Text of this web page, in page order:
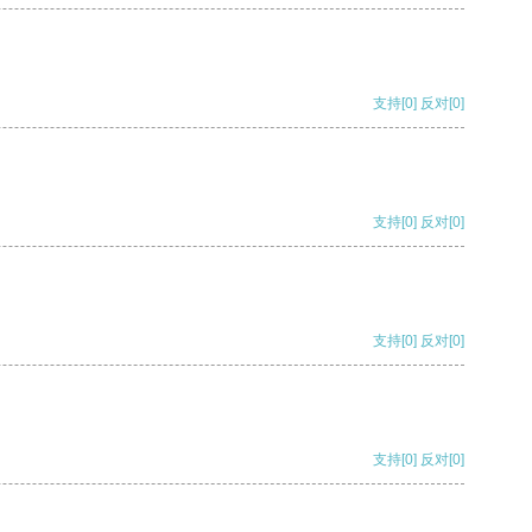
支持[0] 反对[0]
支持[0] 反对[0]
支持[0] 反对[0]
支持[0] 反对[0]